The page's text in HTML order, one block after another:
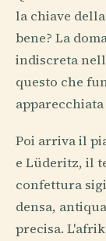
la chiave
bene? La
indiscreta
questo che
Poi arriva il
e Lüderitz, il
confettura
densa,
precisa.